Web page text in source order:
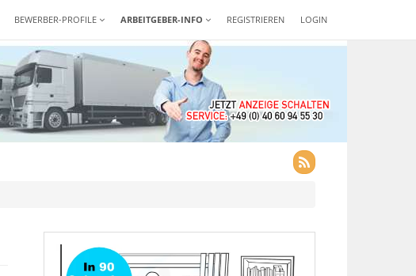
REGISTRIEREN LOGIN
BEWERBER-PROFILE ARBEITGEBER-INFO